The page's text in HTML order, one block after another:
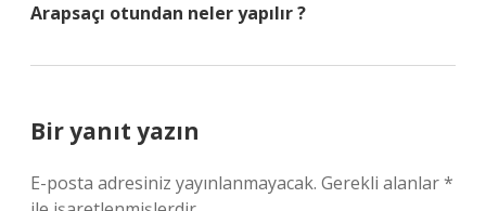
Arapsaçı otundan neler yapılır ?
Bir yanıt yazın
E-posta adresiniz yayınlanmayacak. Gerekli alanlar*